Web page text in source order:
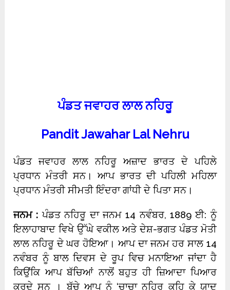
ਪੰਡਤ ਜਵਾਹਰ ਲਾਲ ਨਹਿਰੂ
Pandit Jawahar Lal Nehru
ਪੰਡਤ ਜਵਾਹਰ ਲਾਲ ਨਹਿਰੂ ਅਜ਼ਾਦ ਭਾਰਤ ਦੇ ਪਹਿਲੇ
ਪ੍ਰਧਾਨ ਮੰਤਰੀ ਸਨ। ਆਪ ਭਾਰਤ ਦੀ ਪਹਿਲੀ ਮਹਿਲਾ
ਪ੍ਰਧਾਨ ਮੰਤਰੀ ਸੀਮਤੀ ਇੰਦਰਾ ਗਾਂਧੀ ਦੇ ਪਿਤਾ ਸਨ।
ਜਨਮ : ਪੰਡਤ ਨਹਿਰੂ ਦਾ ਜਨਮ 14 ਨਵੰਬਰ, 1889 ਈ: ਨੂੰ
ਇਲਾਹਾਬਾਦ ਵਿਖੇ ਉੱਘੇ ਵਕੀਲ ਅਤੇ ਦੇਸ਼-ਭਗਤ ਪੰਡਤ ਮੋਤੀ
ਲਾਲ ਨਹਿਰੂ ਦੇ ਘਰ ਹੋਇਆ। ਆਪ ਦਾ ਜਨਮ ਹਰ ਸਾਲ 14
ਨਵੰਬਰ ਨੂੰ ਬਾਲ ਦਿਵਸ ਦੇ ਰੂਪ ਵਿਚ ਮਨਾਇਆ ਜਾਂਦਾ ਹੈ
ਕਿਉਂਕਿ ਆਪ ਬੱਚਿਆਂ ਨਾਲੋਂ ਬਹੁਤ ਹੀ ਜ਼ਿਆਦਾ ਪਿਆਰ
ਕਰਦੇ ਸਨ । ਬੱਚੇ ਆਪ ਨੂੰ ‘ਚਾਚਾ ਨਹਿਰੂ ਕਹਿ ਕੇ ਯਾਦ